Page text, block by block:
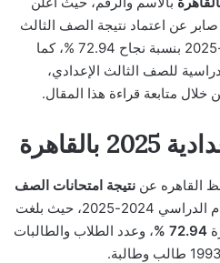
صابر عن اعتماد نتيجة الصف الثالث
الإعدادي للعام الدراسي 2024-2025 بنسبة نجاح 72.94 %، كما
للصف الثالث الإعدادي،
متابعة قراءة هذا المقال.
القاهره عن نتيجة امتحانات الصف
للعام الدراسي 2024-2025، حيث بلغت
72.94 %
، وعدد الطلاب والطالبات